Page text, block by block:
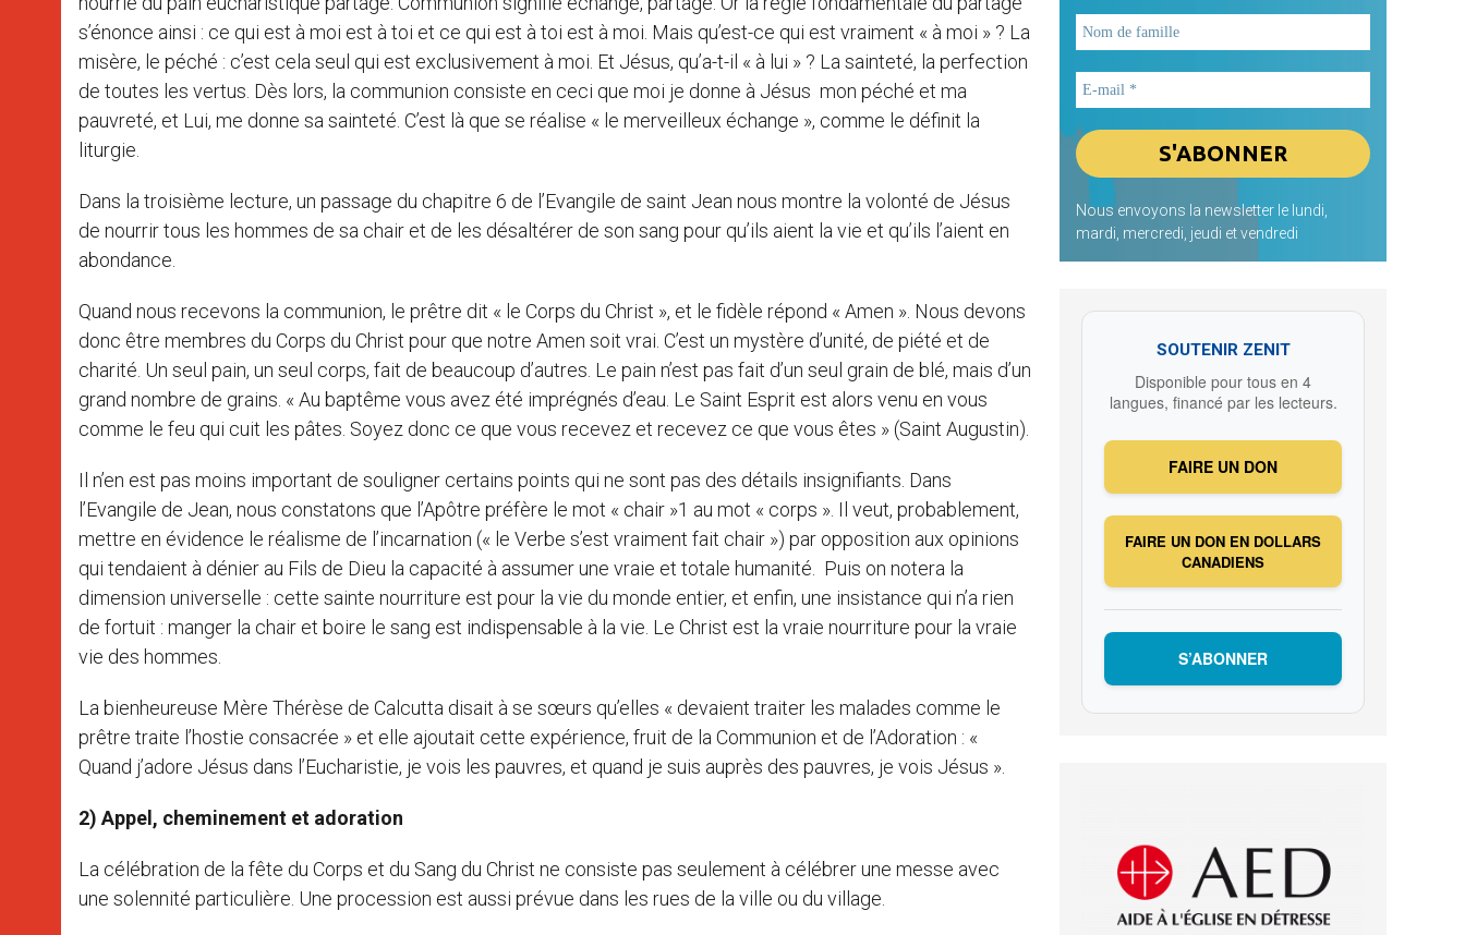
s’énonce ainsi : ce qui est à moi est à toi et ce qui est à toi est à moi. Mais qu’est-ce qui est vraiment « à moi » ? La
misère, le péché : c’est cela seul qui est exclusivement à moi. Et Jésus, qu’a-t-il « à lui » ? La sainteté, la perfection
de toutes les vertus. Dès lors, la communion consiste en ceci que moi je donne à Jésus mon péché et ma
pauvreté, et Lui, me donne sa sainteté. C’est là que se réalise « le merveilleux échange », comme le définit la
liturgie.
Dans la troisième lecture, un passage du chapitre 6 de l’Evangile de saint Jean nous montre la volonté de Jésus
de nourrir tous les hommes de sa chair et de les désaltérer de son sang pour qu’ils aient la vie et qu’ils l’aient en
abondance.
Quand nous recevons la communion, le prêtre dit « le Corps du Christ », et le fidèle répond « Amen ». Nous devons
donc être membres du Corps du Christ pour que notre Amen soit vrai. C’est un mystère d’unité, de piété et de
charité. Un seul pain, un seul corps, fait de beaucoup d’autres. Le pain n’est pas fait d’un seul grain de blé, mais d’un
grand nombre de grains. « Au baptême vous avez été imprégnés d’eau. Le Saint Esprit est alors venu en vous
comme le feu qui cuit les pâtes. Soyez donc ce que vous recevez et recevez ce que vous êtes » (Saint Augustin).
Il n’en est pas moins important de souligner certains points qui ne sont pas des détails insignifiants. Dans
l’Evangile de Jean, nous constatons que l’Apôtre préfère le mot « chair »1 au mot « corps ». Il veut, probablement,
mettre en évidence le réalisme de l’incarnation (« le Verbe s’est vraiment fait chair ») par opposition aux opinions
qui tendaient à dénier au Fils de Dieu la capacité à assumer une vraie et totale humanité. Puis on notera la
dimension universelle : cette sainte nourriture est pour la vie du monde entier, et enfin, une insistance qui n’a rien
de fortuit : manger la chair et boire le sang est indispensable à la vie. Le Christ est la vraie nourriture pour la vraie
vie des hommes.
La bienheureuse Mère Thérèse de Calcutta disait à se sœurs qu’elles « devaient traiter les malades comme le
prêtre traite l’hostie consacrée » et elle ajoutait cette expérience, fruit de la Communion et de l’Adoration : «
Quand j’adore Jésus dans l’Eucharistie, je vois les pauvres, et quand je suis auprès des pauvres, je vois Jésus ».
2) Appel, cheminement et adoration
La célébration de la fête du Corps et du Sang du Christ ne consiste pas seulement à célébrer une messe avec
une solennité particulière. Une procession est aussi prévue dans les rues de la ville ou du village.
Nous envoyons la newsletter le lundi,
mardi, mercredi, jeudi et vendredi
SOUTENIR ZENIT
Disponible pour tous en 4
langues, financé par les lecteurs.
FAIRE UN DON
FAIRE UN DON EN DOLLARS
CANADIENS
S’ABONNER